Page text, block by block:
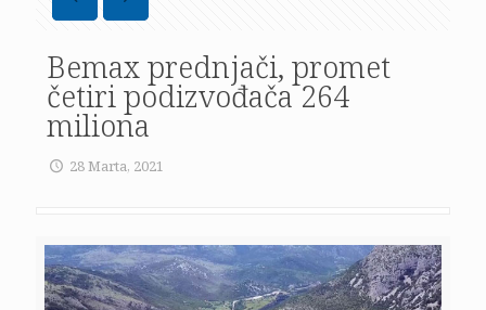
Bemax prednjači, promet
četiri podizvođača 264
miliona
28 Marta, 2021